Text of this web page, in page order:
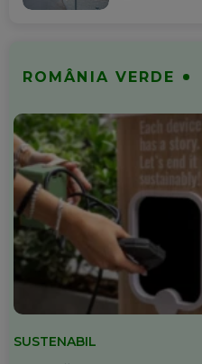
ROMÂNIA VERDE
SUSTENABIL